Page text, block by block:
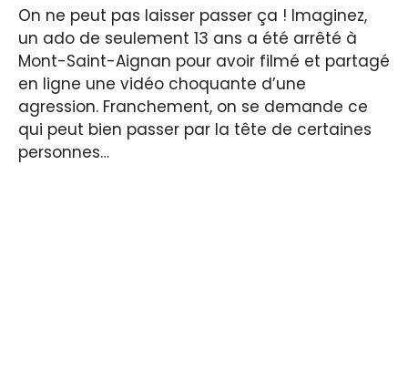
On ne peut pas laisser passer ça ! Imaginez,
un ado de seulement 13 ans a été arrêté à
Mont-Saint-Aignan pour avoir filmé et partagé
en ligne une vidéo choquante d’une
agression. Franchement, on se demande ce
qui peut bien passer par la tête de certaines
personnes…